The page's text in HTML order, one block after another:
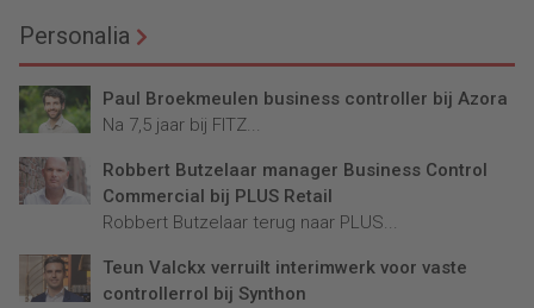
Personalia
Paul Broekmeulen business controller bij Azora
Na 7,5 jaar bij FITZ...
Robbert Butzelaar manager Business Control
Commercial bij PLUS Retail
Robbert Butzelaar terug naar PLUS...
Teun Valckx verruilt interimwerk voor vaste
controllerrol bij Synthon